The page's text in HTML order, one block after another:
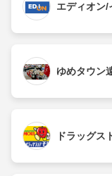
エディオン/
ゆめタウン
ドラッグス